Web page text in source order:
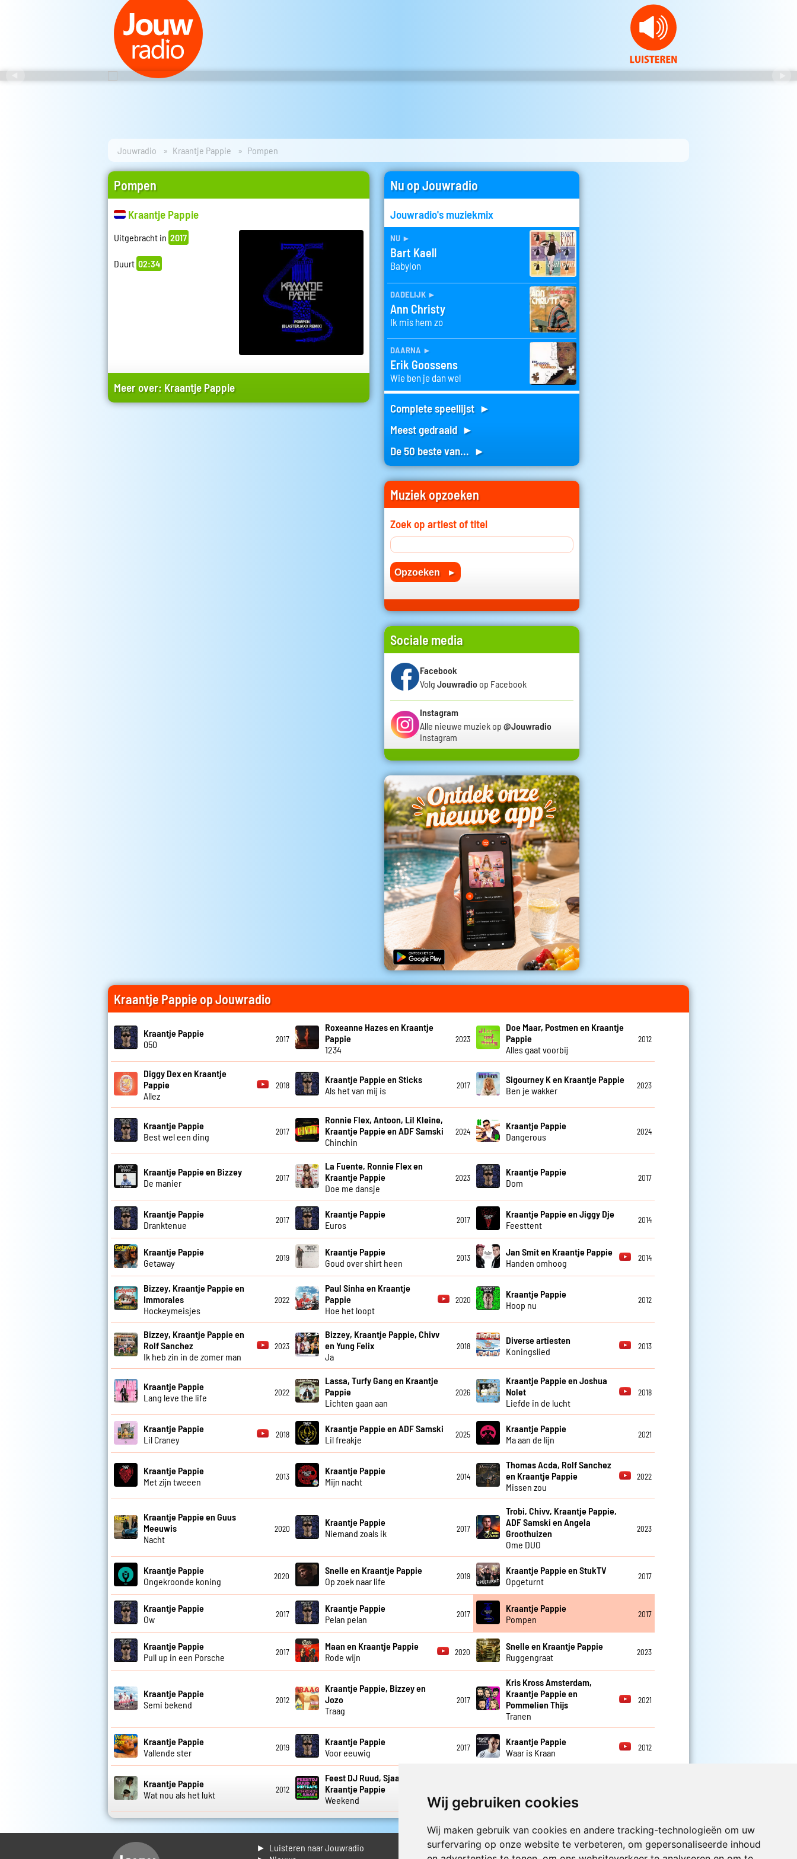
Wij gebruiken cookies
Wij maken gebruik van cookies en andere tracking-technologieën om uw
surfervaring op onze website te verbeteren, om gepersonaliseerde inhoud
Jouwradio Kraantje Pappie Pompen
Pompen
Kraantje Pappie
Uitgebracht in 2017
Duurt 02:34
Meer over: Kraantje Pappie
Nu op Jouwradio
Jouwradio's muziekmix
nu ►
Bart Kaell
Babylon
dadelijk ►
Ann Christy
Ik mis hem zo
daarna ►
Erik Goossens
Wie ben je dan wel
Complete speellijst ►
Meest gedraaid ►
De 50 beste van... ►
Muziek opzoeken
Zoek op artiest of titel
Sociale media
Facebook
Volg Jouwradio op Facebook
Instagram
Alle nieuwe muziek op @Jouwradio
Instagram
Kraantje Pappie op Jouwradio
Kraantje Pappie
050
2017
Roxeanne Hazes en Kraantje
Pappie
1234
2023
Doe Maar, Postmen en Kraantje
Pappie
Alles gaat voorbij
2012
Diggy Dex en Kraantje
Pappie
Allez
2018
Kraantje Pappie en Sticks
Als het van mij is
2017
Sigourney K en Kraantje Pappie
Ben je wakker
2023
Kraantje Pappie
Best wel een ding
2017
Ronnie Flex, Antoon, Lil Kleine,
Kraantje Pappie en ADF Samski
Chinchin
2024
Kraantje Pappie
Dangerous
2024
Kraantje Pappie en Bizzey
De manier
2017
La Fuente, Ronnie Flex en
Kraantje Pappie
Doe me dansje
2023
Kraantje Pappie
Dom
2017
Kraantje Pappie
Dranktenue
2017
Kraantje Pappie
Euros
2017
Kraantje Pappie en Jiggy Dje
Feesttent
2014
Kraantje Pappie
Getaway
2019
Kraantje Pappie
Goud over shirt heen
2013
Jan Smit en Kraantje Pappie
Handen omhoog
2014
Bizzey, Kraantje Pappie en
Immorales
Hockeymeisjes
2022
Paul Sinha en Kraantje
Pappie
Hoe het loopt
2020
Kraantje Pappie
Hoop nu
2012
Bizzey, Kraantje Pappie en
Rolf Sanchez
Ik heb zin in de zomer man
2023
Bizzey, Kraantje Pappie, Chivv
en Yung Felix
Ja
2018
Diverse artiesten
Koningslied
2013
Kraantje Pappie
Lang leve the life
2022
Lassa, Turfy Gang en Kraantje
Pappie
Lichten gaan aan
2026
Kraantje Pappie en Joshua
Nolet
Liefde in de lucht
2018
Kraantje Pappie
Lil Craney
2018
Kraantje Pappie en ADF Samski
Lil freakje
2025
Kraantje Pappie
Ma aan de lijn
2021
Kraantje Pappie
Met zijn tweeen
2013
Kraantje Pappie
Mijn nacht
2014
Thomas Acda, Rolf Sanchez
en Kraantje Pappie
Missen zou
2022
Kraantje Pappie en Guus
Meeuwis
Nacht
2020
Kraantje Pappie
Niemand zoals ik
2017
Trobi, Chivv, Kraantje Pappie,
ADF Samski en Angela
Groothuizen
Ome DUO
2023
Kraantje Pappie
Ongekroonde koning
2020
Snelle en Kraantje Pappie
Op zoek naar life
2019
Kraantje Pappie en StukTV
Opgeturnt
2017
Kraantje Pappie
Ow
2017
Kraantje Pappie
Pelan pelan
2017
Kraantje Pappie
Pompen
2017
Kraantje Pappie
Pull up in een Porsche
2017
Maan en Kraantje Pappie
Rode wijn
2020
Snelle en Kraantje Pappie
Ruggengraat
2023
Kraantje Pappie
Semi bekend
2012
Kraantje Pappie, Bizzey en
Jozo
Traag
2017
Kris Kross Amsterdam,
Kraantje Pappie en
Pommelien Thijs
Tranen
2021
Kraantje Pappie
Vallende ster
2019
Kraantje Pappie
Voor eeuwig
2017
Kraantje Pappie
Waar is Kraan
2012
Kraantje Pappie
Wat nou als het lukt
2012
Feest DJ Ruud, Sjaak en
Kraantje Pappie
Weekend
► Luisteren naar Jouwradio
► Livestream informatie
Luister nu naar Jouwradio! De beste